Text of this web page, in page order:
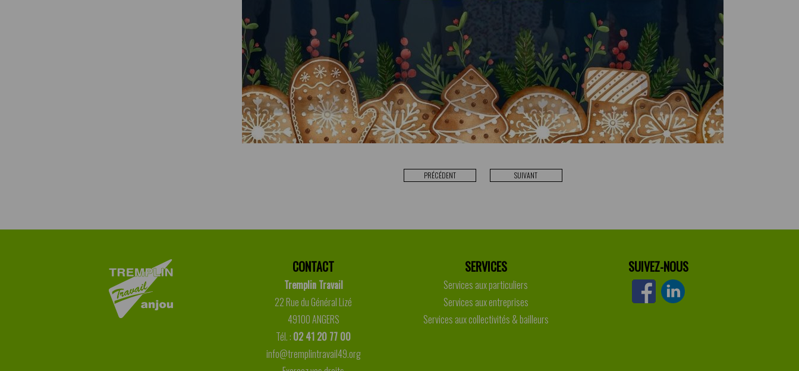
PRÉCÉDENT SUIVANT
CONTACT
Tremplin Travail
22 Rue du Général Lizé
49100 ANGERS
Tél. : 02 41 20 77 00
info@tremplintravail49.org
SERVICES
Services aux particuliers
Services aux entreprises
Services aux collectivités & bailleurs
SUIVEZ-NOUS